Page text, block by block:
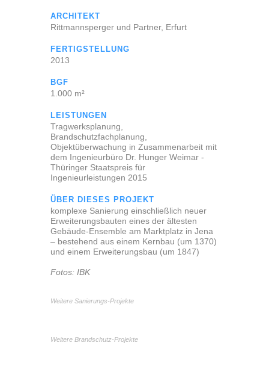
ARCHITEKT
Rittmannsperger und Partner, Erfurt
FERTIGSTELLUNG
2013
BGF
1.000 m²
LEISTUNGEN
Tragwerksplanung,
Brandschutzfachplanung,
Objektüberwachung in Zusammenarbeit mit
dem Ingenieurbüro Dr. Hunger Weimar -
Thüringer Staatspreis für
Ingenieurleistungen 2015
ÜBER DIESES PROJEKT
komplexe Sanierung einschließlich neuer
Erweiterungsbauten eines der ältesten
Gebäude-Ensemble am Marktplatz in Jena
– bestehend aus einem Kernbau (um 1370)
und einem Erweiterungsbau (um 1847)
Fotos: IBK
Weitere Sanierungs-Projekte
Weitere Brandschutz-Projekte